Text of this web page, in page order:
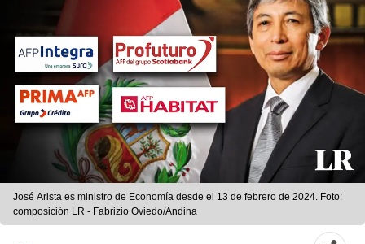
José Arista es ministro de Economía desde el 13 de febrero de 2024. Foto:
composición LR - Fabrizio Oviedo/Andina